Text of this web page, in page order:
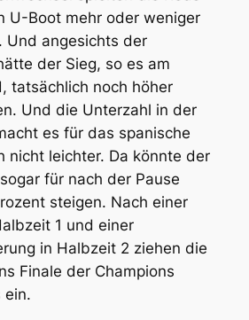
U-Boot mehr oder weniger
Und angesichts der
der Sieg, so es am
tatsächlich noch höher
Und die Unterzahl in der
es für das spanische
nicht leichter. Da könnte der
für nach der Pause
steigen. Nach einer
1 und einer
in Halbzeit 2 ziehen die
Finale der Champions
ein.